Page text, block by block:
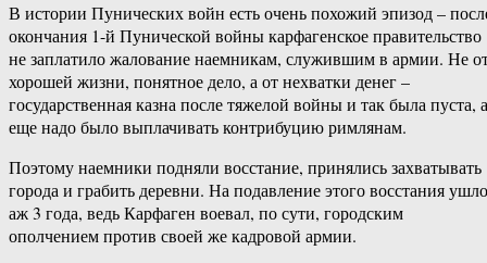
В истории Пунических войн есть очень похожий эпизод –
окончания 1-й Пунической войны карфагенское правительство
не заплатило жалование наемникам, служившим в армии. Не
хорошей жизни, понятное дело, а от нехватки денег –
государственная казна после тяжелой войны и так была пуста, а
еще надо было выплачивать контрибуцию римлянам.
Поэтому наемники подняли восстание, принялись захватывать
города и грабить деревни. На подавление этого восстания ушло
аж 3 года, ведь Карфаген воевал, по сути, городским
ополчением против своей же кадровой армии.